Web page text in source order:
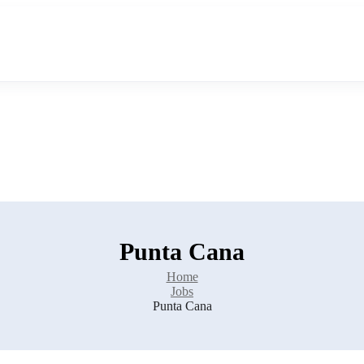
Punta Cana
Home
Jobs
Punta Cana